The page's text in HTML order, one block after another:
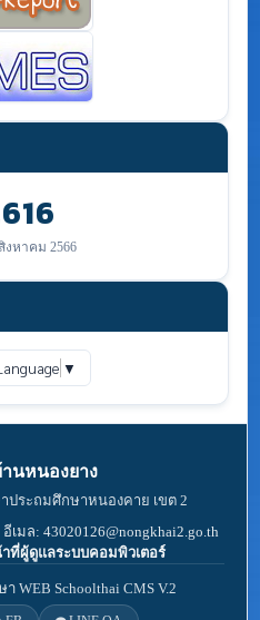
งหาคม 2566
▼
านหนองยาง
ประถมศึกษาหนองคาย เขต 2
อีเมล: 43020126@nongkhai2.go.th
าที่ผู้ดูแลระบบคอมพิวเตอร์
WEB Schoolthai CMS V.2